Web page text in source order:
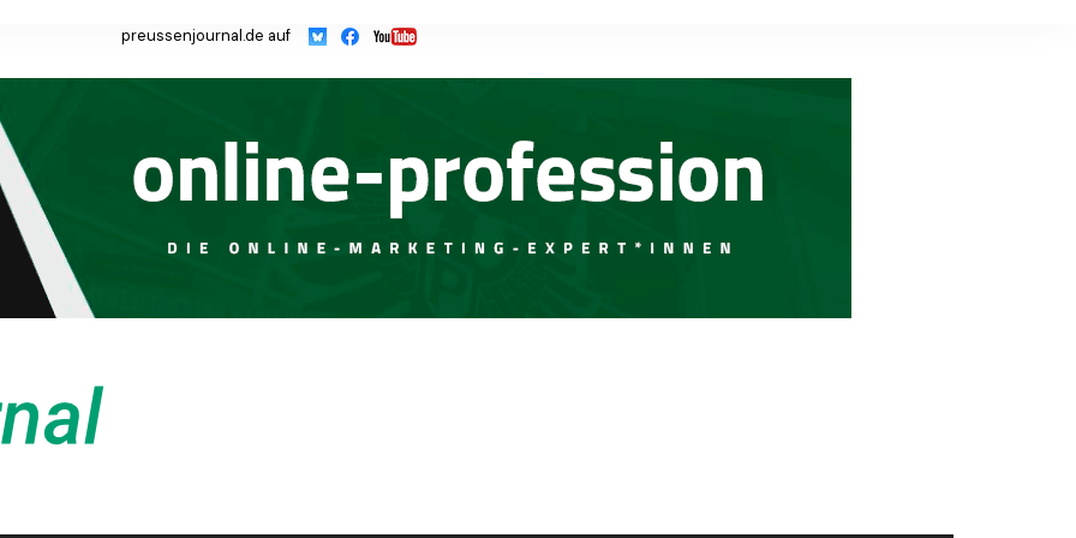
preussenjournal.de auf